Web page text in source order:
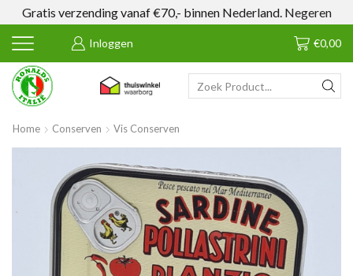
Gratis verzending vanaf €70,- binnen Nederland. Negeren
Inloggen €0,00
SEARCH
Home Conserven Vis Conserven